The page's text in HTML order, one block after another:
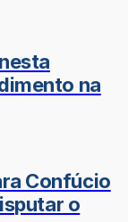
na
Confúcio
o